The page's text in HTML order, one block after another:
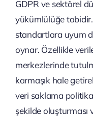
GDPR ve sektörel
yükümlülüğe
standartlara uyum
oynar. Özellikle
merkezlerinde
karmaşık hale
veri saklama
şekilde oluşturması